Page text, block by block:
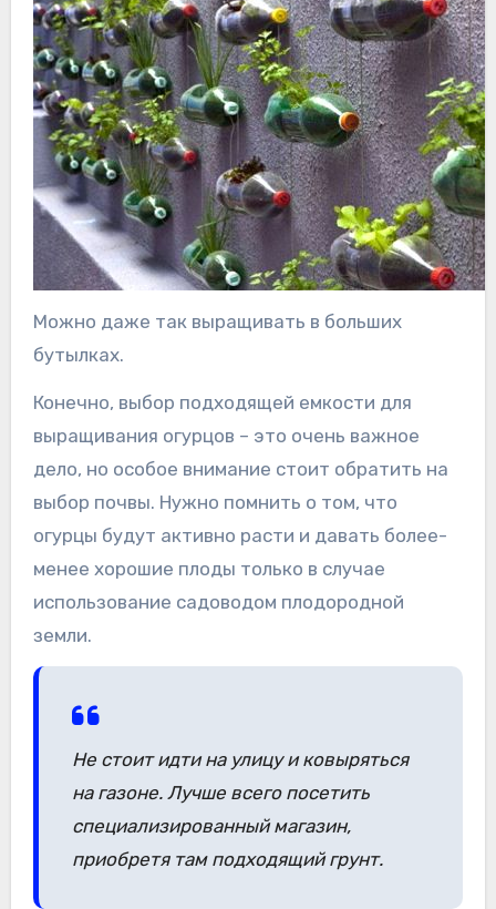
Можно даже так выращивать в больших
бутылках.
Конечно, выбор подходящей емкости для
выращивания огурцов – это очень важное
дело, но особое внимание стоит обратить на
выбор почвы. Нужно помнить о том, что
огурцы будут активно расти и давать более-
менее хорошие плоды только в случае
использование садоводом плодородной
земли.
Не стоит идти на улицу и ковыряться
на газоне. Лучше всего посетить
специализированный магазин,
приобретя там подходящий грунт.